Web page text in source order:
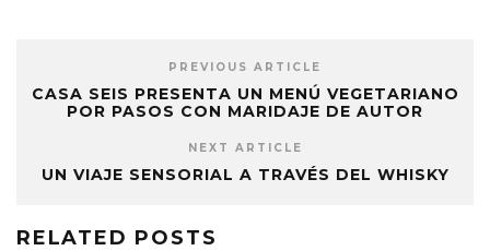
PREVIOUS ARTICLE
CASA SEIS PRESENTA UN MENÚ VEGETARIANO
POR PASOS CON MARIDAJE DE AUTOR
NEXT ARTICLE
UN VIAJE SENSORIAL A TRAVÉS DEL WHISKY
RELATED POSTS